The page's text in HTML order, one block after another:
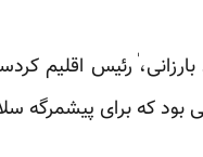
ٰرئیس اقلیم
که برای پیشمرگه